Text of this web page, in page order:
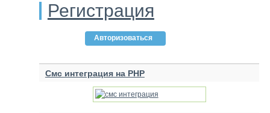
Регистрация
Авторизоваться
Смс интеграция на PHP